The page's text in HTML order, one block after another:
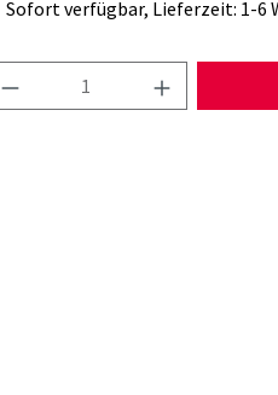
Sofort verfügbar, Lieferzeit: 1-6
Produkt Anzahl: Gib